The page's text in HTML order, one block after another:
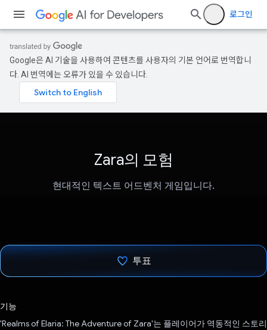
로그인
Google은 AI 기술을 사용하여 콘텐츠를 사용자의 기본 언어로 번역합니
다. AI 번역에는 오류가 있을 수 있습니다.
Zara의 모험
현대적인 텍스트 어드벤처 게임입니다.
투표
기능
'Realms of Elaria: The Adventure of Zara'는 플레이어가 역동적인 스토리